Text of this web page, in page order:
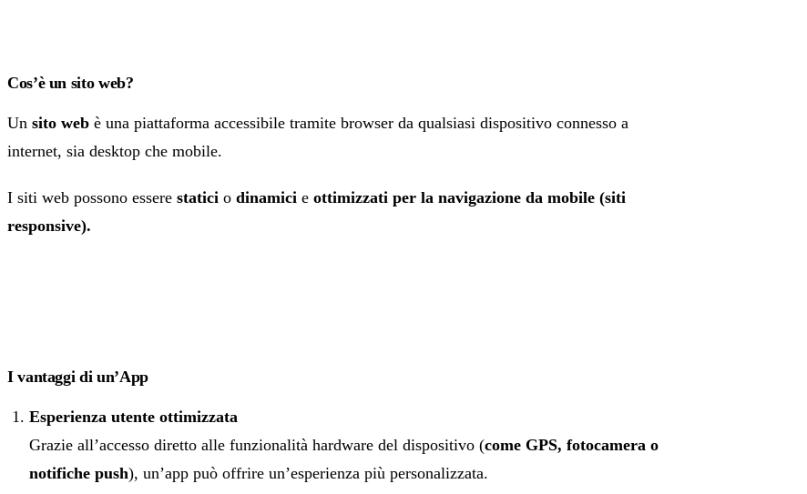
Cos’è un sito web?
Un sito web è una piattaforma accessibile tramite browser da qualsiasi dispositivo connesso a
internet, sia desktop che mobile.
I siti web possono essere statici o dinamici e ottimizzati per la navigazione da mobile (siti
responsive).
I vantaggi di un’App
Esperienza utente ottimizzata
Grazie all’accesso diretto alle funzionalità hardware del dispositivo (come GPS, fotocamera o
notifiche push), un’app può offrire un’esperienza più personalizzata.